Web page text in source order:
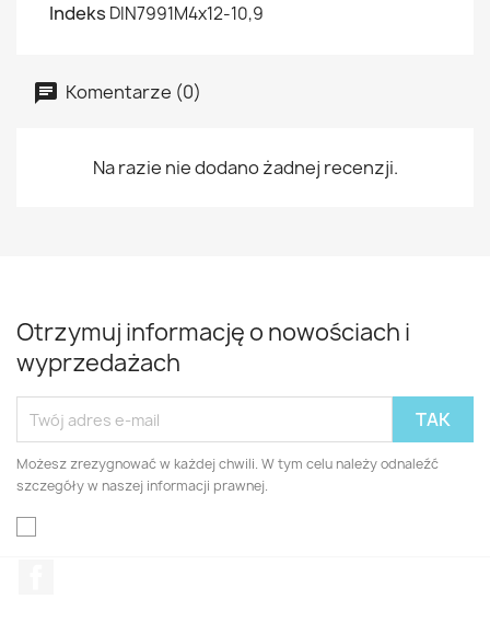
Indeks DIN7991M4x12-10,9
Komentarze (0)
Na razie nie dodano żadnej recenzji.
Otrzymuj informację o nowościach i
wyprzedażach
Możesz zrezygnować w każdej chwili. W tym celu należy odnaleźć
szczegóły w naszej informacji prawnej.